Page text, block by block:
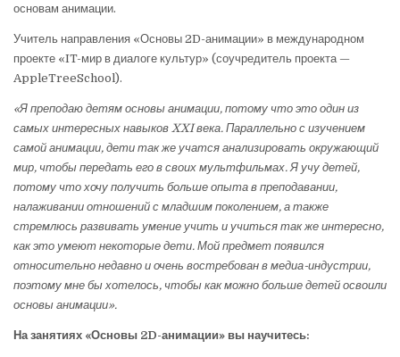
основам анимации.
Учитель направления «Основы 2D-анимации» в международном
проекте «IT-мир в диалоге культур» (соучредитель проекта —
AppleTreeSchool).
«Я преподаю детям основы анимации, потому что это один из
самых интересных навыков XXI века. Параллельно с изучением
самой анимации, дети так же учатся анализировать окружающий
мир, чтобы передать его в своих мультфильмах. Я учу детей,
потому что хочу получить больше опыта в преподавании,
налаживании отношений с младшим поколением, а также
стремлюсь развивать умение учить и учиться так же интересно,
как это умеют некоторые дети. Мой предмет появился
относительно недавно и очень востребован в медиа-индустрии,
поэтому мне бы хотелось, чтобы как можно больше детей освоили
основы анимации».
На занятиях «Основы 2D-анимации» вы научитесь: